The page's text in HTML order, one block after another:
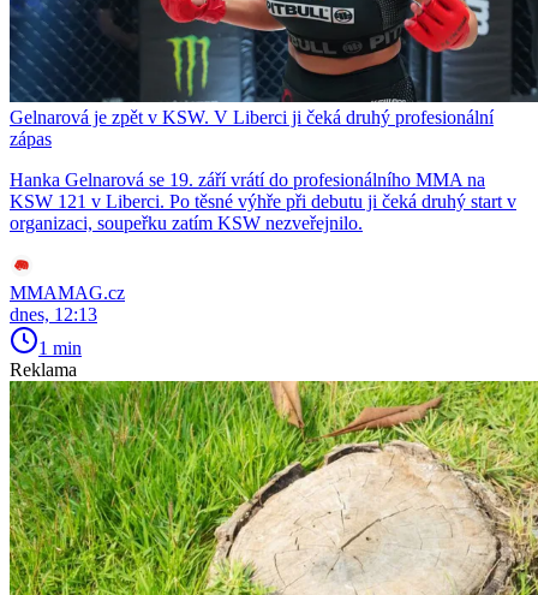
Gelnarová je zpět v KSW. V Liberci ji čeká druhý profesionální
zápas
Hanka Gelnarová se 19. září vrátí do profesionálního MMA na
KSW 121 v Liberci. Po těsné výhře při debutu ji čeká druhý start v
organizaci, soupeřku zatím KSW nezveřejnilo.
MMAMAG.cz
dnes, 12:13
1 min
Reklama